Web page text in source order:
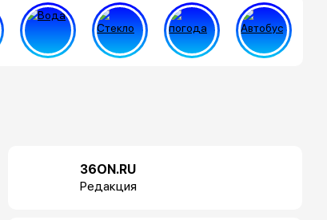
36ON.RU
Редакция